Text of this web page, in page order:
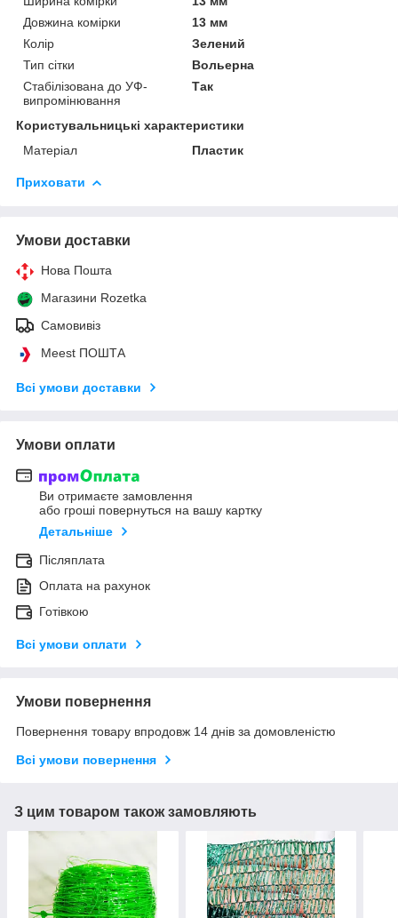
Довжина комірки
13 мм
Колір
Зелений
Тип сітки
Вольерна
Стабілізована до УФ-
випромінювання
Так
Користувальницькі характеристики
Матеріал
Пластик
Приховати
Умови доставки
Нова Пошта
Магазини Rozetka
Самовивіз
Meest ПОШТА
Всі умови доставки
Умови оплати
Ви отримаєте замовлення
або гроші повернуться на вашу картку
Детальніше
Післяплата
Оплата на рахунок
Готівкою
Всі умови оплати
Умови повернення
Повернення товару впродовж 14 днів за домовленістю
Всі умови повернення
З цим товаром також замовляють